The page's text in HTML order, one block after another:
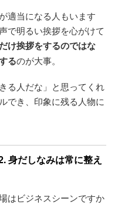
適当になる人もいます
で明るい挨拶を心がけて
け挨拶をするのではな
るのが大事。
る人だな」と思ってくれ
でき、印象に残る人物に
身だしなみは常に整え
はビジネスシーンですか